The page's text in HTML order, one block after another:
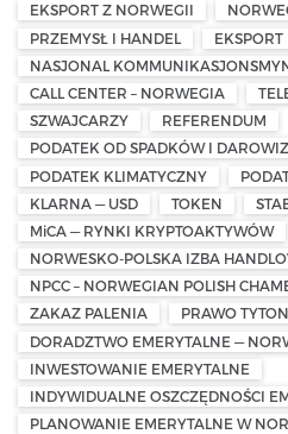
EKSPORT Z NORWEGII
PRZEMYSŁ I HANDEL
EKSPORT
NASJONAL
CALL CENTER – NORWEGIA
SZWAJCARZY
REFERENDUM
PODATEK OD SPADKÓW I
PODATEK KLIMATYCZNY
KLARNA — USD
TOKEN
MiCA — RYNKI KRYPTOAKTYWÓW
NORWESKO-POLSKA IZBA
NPCC – NORWEGIAN POLISH
ZAKAZ PALENIA
PRAWO
DORADZTWO EMERYTALNE —
INWESTOWANIE EMERYTALNE
INDYWIDUALNE OSZCZĘDNOŚCI
PLANOWANIE EMERYTALNE W